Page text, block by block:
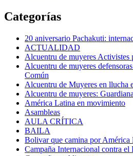
Categorías
20 aniversario Pachakuti:
ACTUALIDAD
Alcuentru de muyeres Activistes
Alcuentru de muyeres
Común
Alcuentru de Muyeres en llucha
Alcuentru de muyeres:
América Latina en movimiento
Asambleas
AULA CRÍTICA
BAILA
Bolivar que camina por América
Campaña Internacional contra